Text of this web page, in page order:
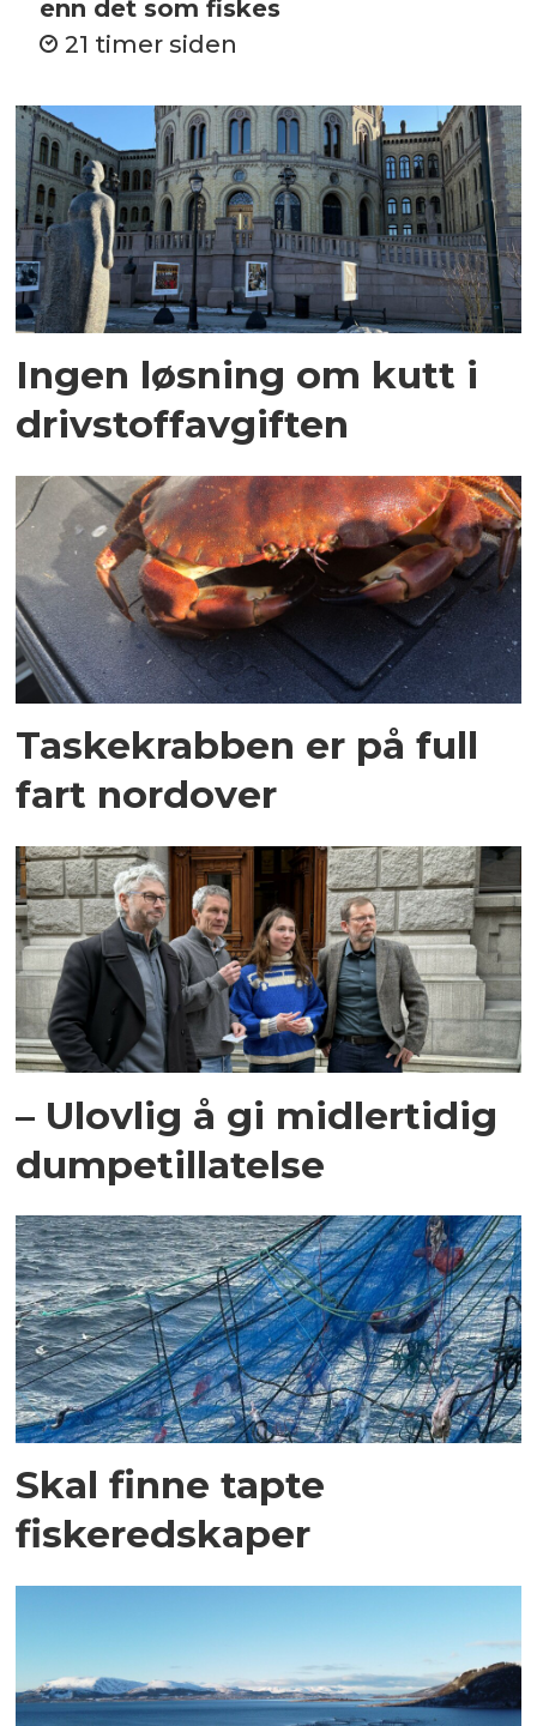
enn det som fiskes
21 timer siden
Ingen løsning om kutt i
drivstoffavgiften
Taskekrabben er på full
fart nordover
– Ulovlig å gi midlertidig
dumpetillatelse
Skal finne tapte
fiskeredskaper